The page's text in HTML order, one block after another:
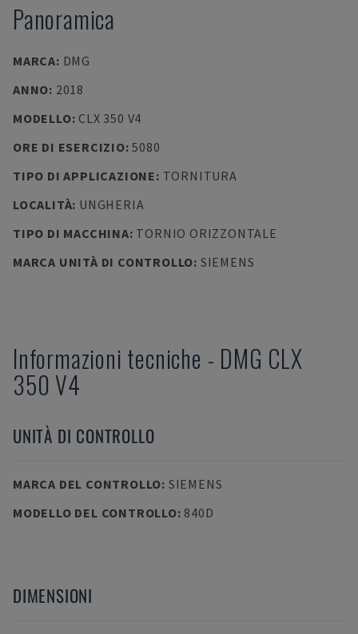
Panoramica
MARCA: DMG
ANNO: 2018
MODELLO: CLX 350 V4
ORE DI ESERCIZIO:5080
TIPO DI APPLICAZIONE: TORNITURA
LOCALITÀ: UNGHERIA
TIPO DI MACCHINA: TORNIO ORIZZONTALE
MARCA UNITÀ DI CONTROLLO: SIEMENS
Informazioni tecniche - DMG CLX
350 V4
UNITÀ DI CONTROLLO
MARCA DEL CONTROLLO: SIEMENS
MODELLO DEL CONTROLLO: 840D
DIMENSIONI